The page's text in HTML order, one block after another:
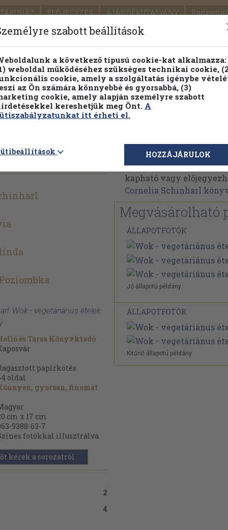
ELŐJEGYZÉS AJÁNDÉKUTALVÁNY
SEGÍTSÉG
PILLANATNYI ÁRAINK FENNTARTHATÓ
Részletes kereső Témaköri fa
ételek
Wok - vegetáriánus ételek
és Társa Könyvkiadó
papírkötés
oldal
gyorsan, finomat
cm x 17 cm
9388-63-7
fotókkal illusztrálva.
kérek a sorozatról
2
4
Cornelia Schinharl
Cornelia Schinharl
kapható vagy
Cornelia Schinharl
Megvásárolható
ÁLLAPOTFOTÓK
Jó állapotú példány.
ÁLLAPOTFOTÓK
Kitűnő állapotú példány.
szabott beállítások
a következő típusú cookie-kat alkalmazza:
weboldal működéséhez szükséges technikai cookie,
cookie, amely a szolgáltatás igénybe
az Ön számára könnyebbé és gyorsabbá, (3)
cookie, amely alapján személyre szabott
kereshetjük meg Önt. A
itt érheti el.
HOZZÁJÁRULOK